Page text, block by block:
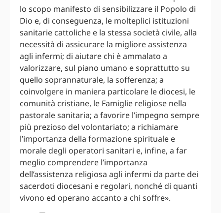
lo scopo manifesto di sensibilizzare il Popolo di
Dio e, di conseguenza, le molteplici istituzioni
sanitarie cattoliche e la stessa società civile, alla
necessità di assicurare la migliore assistenza
agli infermi; di aiutare chi è ammalato a
valorizzare, sul piano umano e soprattutto su
quello soprannaturale, la sofferenza; a
coinvolgere in maniera particolare le diocesi, le
comunità cristiane, le Famiglie religiose nella
pastorale sanitaria; a favorire l’impegno sempre
più prezioso del volontariato; a richiamare
l’importanza della formazione spirituale e
morale degli operatori sanitari e, infine, a far
meglio comprendere l’importanza
dell’assistenza religiosa agli infermi da parte dei
sacerdoti diocesani e regolari, nonché di quanti
vivono ed operano accanto a chi soffre».